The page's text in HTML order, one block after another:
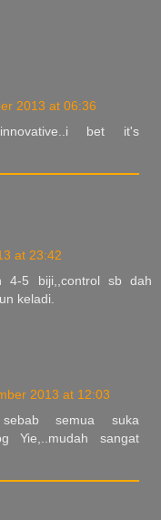
2013 at 06:36
bet it's
at 23:42
4-5 biji,,control sb dah
keladi.
2013 at 12:03
semua suka
Yie,..mudah sangat